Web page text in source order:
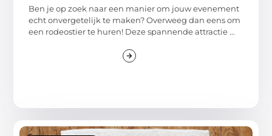
Ben je op zoek naar een manier om jouw evenement
echt onvergetelijk te maken? Overweeg dan eens om
een rodeostier te huren! Deze spannende attractie ...